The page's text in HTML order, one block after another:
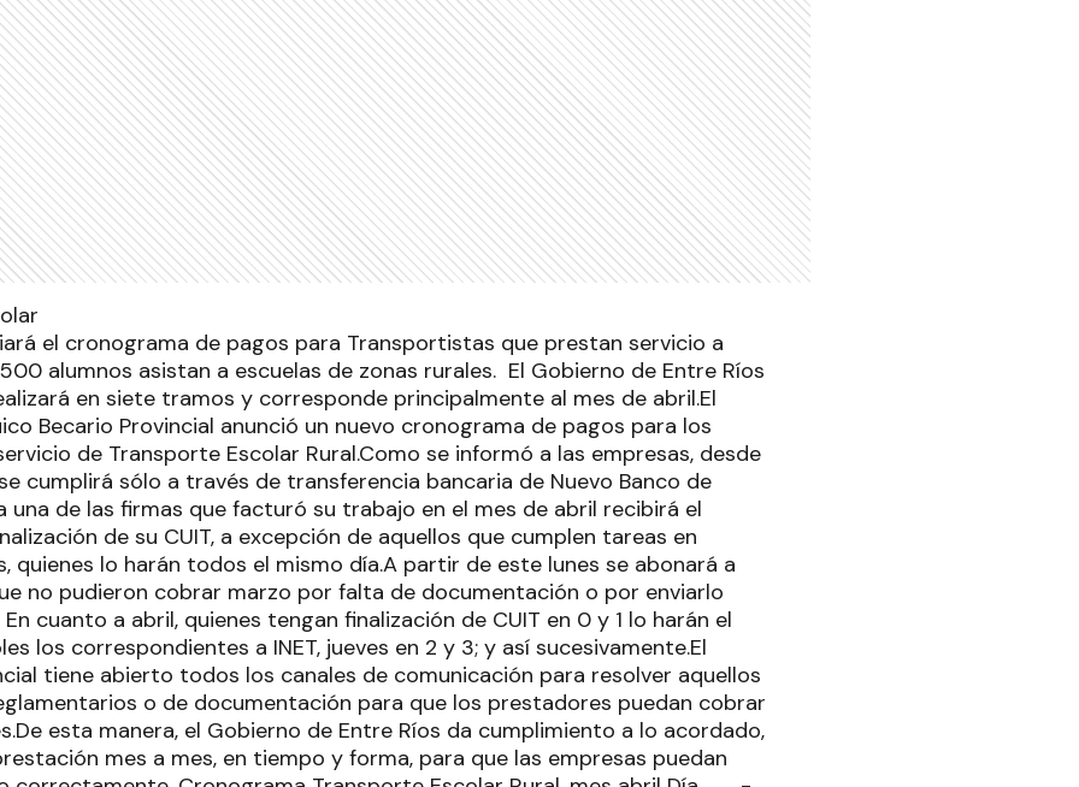
el cronograma de pagos para Transportistas que prestan servicio a
alumnos asistan a escuelas de zonas rurales. El Gobierno de Entre Ríos
en siete tramos y corresponde principalmente al mes de abril.El
Becario Provincial anunció un nuevo cronograma de pagos para los
de Transporte Escolar Rural.Como se informó a las empresas, desde
cumplirá sólo a través de transferencia bancaria de Nuevo Banco de
una de las firmas que facturó su trabajo en el mes de abril recibirá el
de su CUIT, a excepción de aquellos que cumplen tareas en
quienes lo harán todos el mismo día.A partir de este lunes se abonará a
no pudieron cobrar marzo por falta de documentación o por enviarlo
cuanto a abril, quienes tengan finalización de CUIT en 0 y 1 lo harán el
los correspondientes a INET, jueves en 2 y 3; y así sucesivamente.El
tiene abierto todos los canales de comunicación para resolver aquellos
o de documentación para que los prestadores puedan cobrar
esta manera, el Gobierno de Entre Ríos da cumplimiento a lo acordado,
mes a mes, en tiempo y forma, para que las empresas puedan